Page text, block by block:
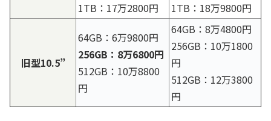
1TB：17万2800円
1TB：18万9800円
旧型10.5”
64GB：6万9800円
256GB：8万6800円
512GB：10万8800
円
64GB：8万4800円
256GB：10万1800
円
512GB：12万3800
円